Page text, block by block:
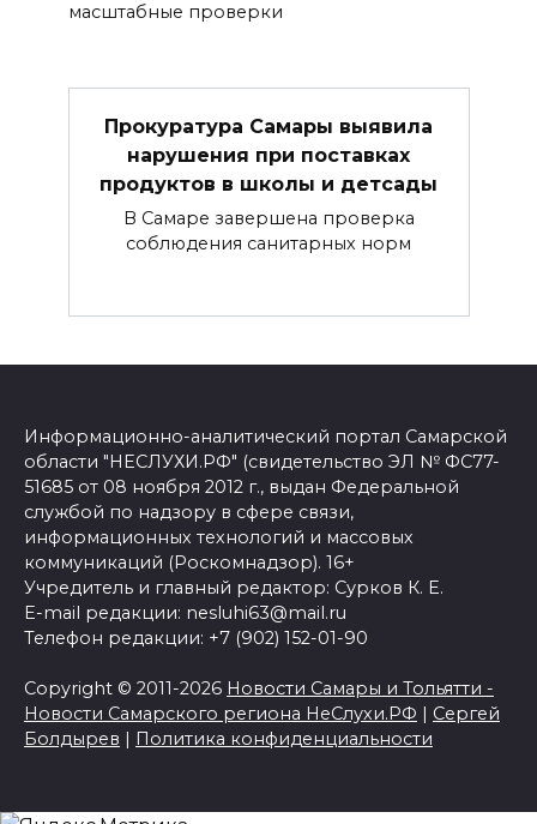
масштабные проверки
Прокуратура Самары выявила
нарушения при поставках
продуктов в школы и детсады
В Самаре завершена проверка
соблюдения санитарных норм
Информационно-аналитический портал Самарской
области "НЕСЛУХИ.РФ" (свидетельство ЭЛ № ФС77-
51685 от 08 ноября 2012 г., выдан Федеральной
службой по надзору в сфере связи,
информационных технологий и массовых
коммуникаций (Роскомнадзор). 16+
Учредитель и главный редактор: Сурков К. Е.
E-mail редакции: nesluhi63@mail.ru
Телефон редакции: +7 (902) 152-01-90
Copyright © 2011-2026 Новости Самары и Тольятти -
Новости Самарского региона НеСлухи.РФ | Сергей
Болдырев | Политика конфиденциальности